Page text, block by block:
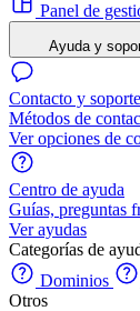
Panel de
Ayuda y
Contacto y
Métodos de
Ver opciones de
Centro de ayuda
Guías, preguntas
Ver ayudas
Categorías de
Dominios
Otros